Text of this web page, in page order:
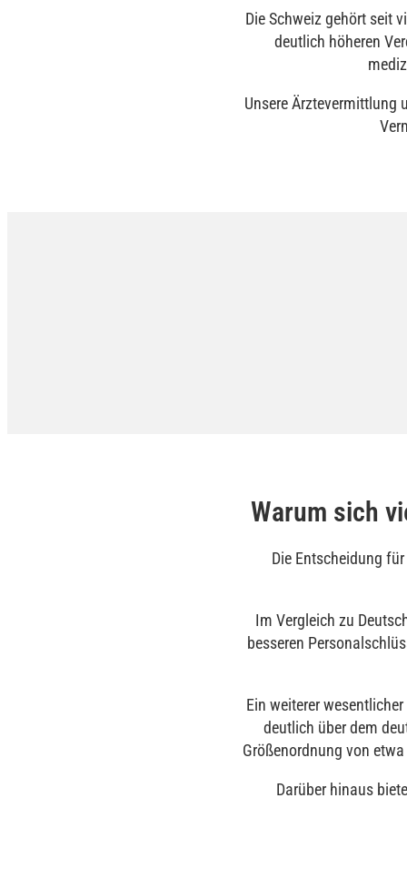
Die Schweiz gehört seit
deutlich höheren
Unsere Ärztevermittlung
Warum sich
Die Entscheidung
Im Vergleich zu
besseren
Ein weiterer
deutlich über dem
Größenordnung von
Darüber hinaus